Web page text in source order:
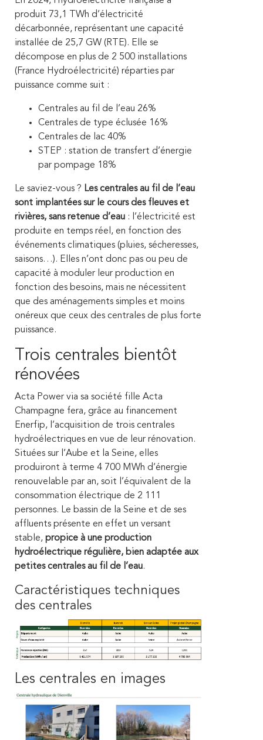
produit 73,1 TWh d’électricité
décarbonnée, représentant une capacité
installée de 25,7 GW (RTE). Elle se
décompose en plus de 2 500 installations
(France Hydroélectricité) réparties par
puissance comme suit :
Centrales au fil de l’eau 26%
Centrales de type éclusée 16%
Centrales de lac 40%
STEP : station de transfert d’énergie
par pompage 18%
Le saviez-vous ? Les centrales au fil de l’eau
sont implantées sur le cours des fleuves et
rivières, sans retenue d’eau : l’électricité est
produite en temps réel, en fonction des
événements climatiques (pluies, sécheresses,
saisons…). Elles n’ont donc pas ou peu de
capacité à moduler leur production en
fonction des besoins, mais ne nécessitent
que des aménagements simples et moins
onéreux que ceux des centrales de plus forte
puissance.
Trois centrales bientôt
rénovées
Acta Power via sa société fille Acta
Champagne fera, grâce au financement
Enerfip, l’acquisition de trois centrales
hydroélectriques en vue de leur rénovation.
Situées sur l’Aube et la Seine, elles
produiront à terme 4 700 MWh d’énergie
renouvelable par an, soit l’équivalent de la
consommation électrique de 2 111
personnes. Le bassin de la Seine et de ses
affluents présente en effet un versant
stable, propice à une production
hydroélectrique régulière, bien adaptée aux
petites centrales au fil de l’eau.
Caractéristiques techniques
des centrales
Les centrales en images